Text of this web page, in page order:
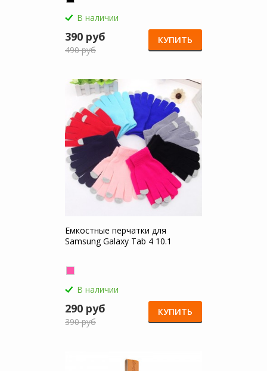
В наличии
390 руб
490 руб
КУПИТЬ
Емкостные перчатки для
Samsung Galaxy Tab 4 10.1
В наличии
290 руб
390 руб
КУПИТЬ